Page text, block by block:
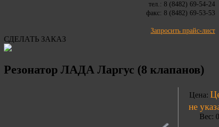
тел.: 8 (8482) 69-54-24
факс: 8 (8482) 69-53-53
Запросить прайс-лист
СДЕЛАТЬ ЗАКАЗ
Резонатор ЛАДА Ларгус (8 клапанов)
Цена:
не
Вес: